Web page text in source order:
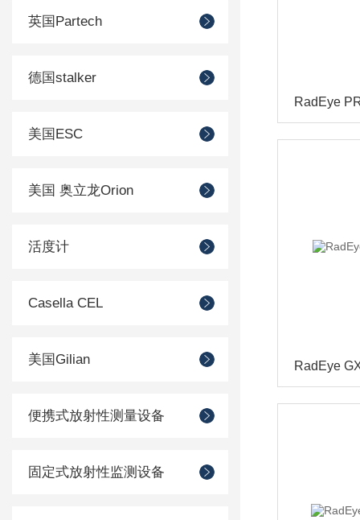
英国Partech
德国stalker
美国ESC
美国 奥立龙Orion
活度计
Casella CEL
美国Gilian
便携式放射性测量设备
固定式放射性监测设备
RadEye